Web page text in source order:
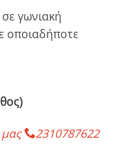
γωνιακή
οποιαδήποτε
μας 2310787622